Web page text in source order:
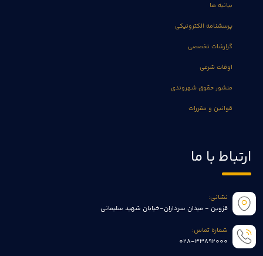
بیانیه ها
پرسشنامه الکترونیکی
گزارشات تخصصی
اوقات شرعی
منشور حقوق شهروندی
قوانین و مقررات
ارتباط با ما
نشانی:
قزوین - میدان سرداران-خیابان شهید سلیمانی
شماره تماس:
028-33892000